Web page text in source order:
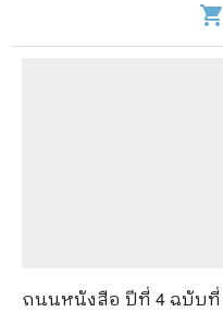
shopping_cart
ถนนหนังสือ ปีที่ 4 ฉบับที่